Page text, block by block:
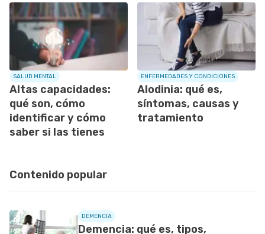
SALUD MENTAL
Altas capacidades:
qué son, cómo
identificar y cómo
saber si las tienes
ENFERMEDADES Y CONDICIONES
Alodinia: qué es,
síntomas, causas y
tratamiento
Contenido popular
DEMENCIA
Demencia: qué es, tipos,